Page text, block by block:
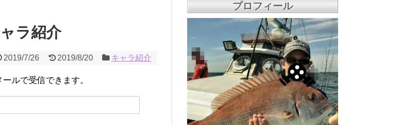
ラ紹介
2019/7/26 2019/8/20 キャラ紹介
ルで受信できます。
プロフィール